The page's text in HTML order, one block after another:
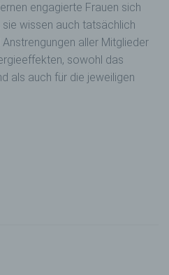
engagierte Frauen sich
wissen auch tatsächlich
aller Mitglieder
sowohl das
als auch für die jeweiligen